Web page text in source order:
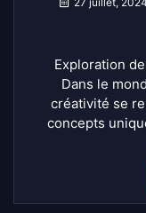
Exploration
Dans le
créativité se
concepts